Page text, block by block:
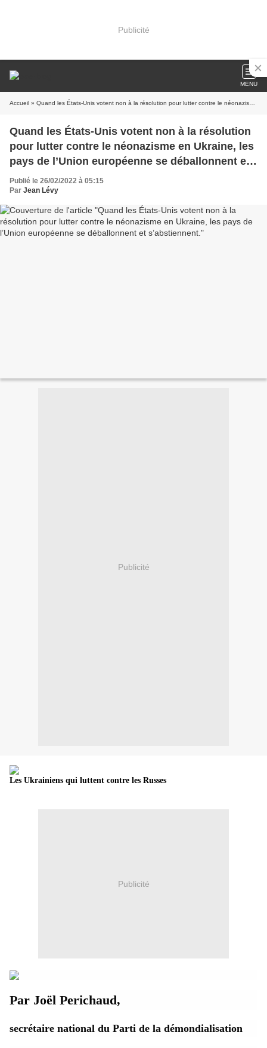
Publicité
MENU
Accueil » Quand les États-Unis votent non à la résolution pour lutter contre le néonazisme en Ukraine, les pays de l’Union européenne se déballonnent et s’abstiennent.
Quand les États-Unis votent non à la résolution
pour lutter contre le néonazisme en Ukraine, les
pays de l’Union européenne se déballonnent et
s’abstiennent.
Publié le 26/02/2022 à 05:15
Par Jean Lévy
Publicité
Les Ukrainiens qui luttent contre les Russes
Publicité
Par Joël Perichaud,
secrétaire national du Parti de la démondialisation